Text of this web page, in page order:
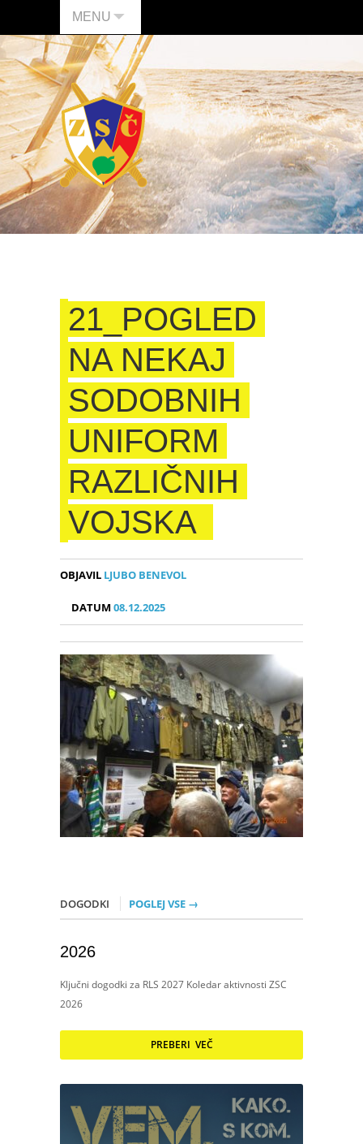
MENU
21_POGLED
NA NEKAJ
SODOBNIH
UNIFORM
RAZLIČNIH
VOJSKA
OBJAVIL LJUBO BENEVOL
DATUM08.12.2025
DOGODKI POGLEJ VSE →
2026
Ključni dogodki za RLS 2027 Koledar aktivnosti ZSC
2026
PREBERI VEČ